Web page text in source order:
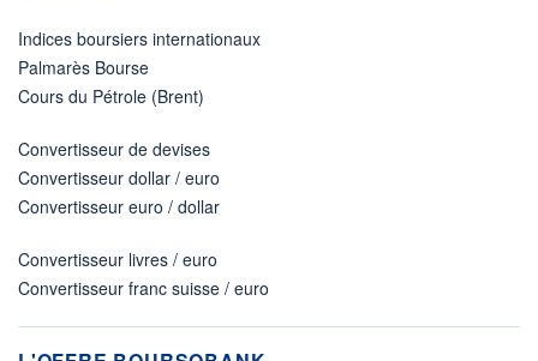
Indices boursiers internationaux
Palmarès Bourse
Cours du Pétrole (Brent)
Convertisseur de devises
Convertisseur dollar / euro
Convertisseur euro / dollar
Convertisseur livres / euro
Convertisseur franc suisse / euro